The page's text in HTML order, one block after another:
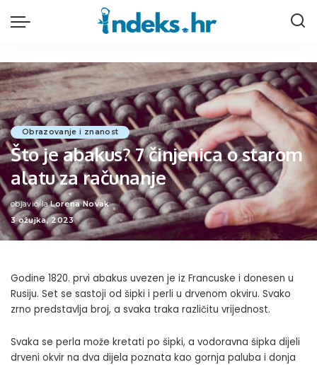
Obrazovanje i znanost
Što je abakus? 7 činjenica o starom
alatu za računanje
Posted
by
objavio/la Lorena Novak
3 ožujka, 2023
Godine 1820. prvi abakus uvezen je iz Francuske i donesen u
Rusiju. Set se sastoji od šipki i perli u drvenom okviru. Svako
zrno predstavlja broj, a svaka traka različitu vrijednost.
Svaka se perla može kretati po šipki, a vodoravna šipka dijeli
drveni okvir na dva dijela poznata kao gornja paluba i donja